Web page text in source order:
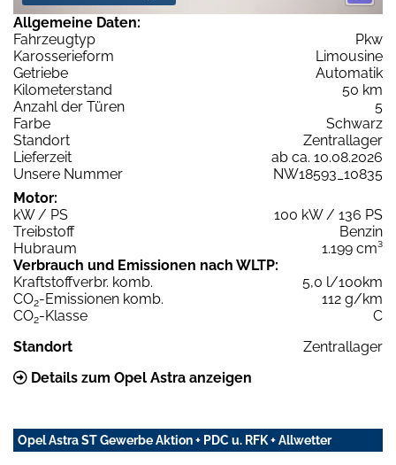
Allgemeine Daten:
Fahrzeugtyp
Pkw
Karosserieform
Limousine
Getriebe
Automatik
Kilometerstand
50 km
Anzahl der Türen
5
Farbe
Schwarz
Standort
Zentrallager
Lieferzeit
ab ca. 10.08.2026
Unsere Nummer
NW18593_10835
Motor:
kW / PS
100 kW / 136 PS
Treibstoff
Benzin
Hubraum
1.199 cm³
Verbrauch und Emissionen nach WLTP:
Kraftstoffverbr. komb.
5,0 l/100km
CO2-Emissionen komb.
112 g/km
CO2-Klasse
C
Standort
Zentrallager
Details zum Opel Astra anzeigen
Opel Astra ST Gewerbe Aktion + PDC u. RFK + Allwetter